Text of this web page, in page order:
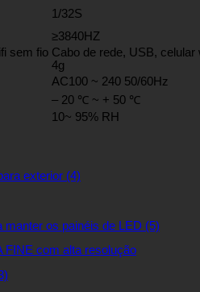
1/32S
≥3840HZ
sem fio Cabo de rede, USB, celular
4g
AC100 ~ 240 50/60Hz
– 20 ℃ ~ + 50 ℃
10~ 95% RH
FINE com alta resolução